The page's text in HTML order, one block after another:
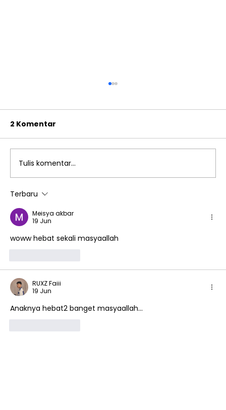
SMA Islam Al Azhar 33 Jatimakmur
“Jejak Rasa dalam Kata”
2 Komentar
Tulis komentar...
Terbaru
Meisya akbar
19 Jun
woww hebat sekali masyaallah
RUXZ Faiii
19 Jun
Anaknya hebat2 banget masyaallah...